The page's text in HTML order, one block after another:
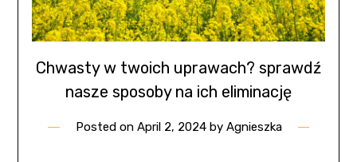
Chwasty w twoich uprawach? sprawdź
nasze sposoby na ich eliminację
Posted on April 2, 2024by Agnieszka